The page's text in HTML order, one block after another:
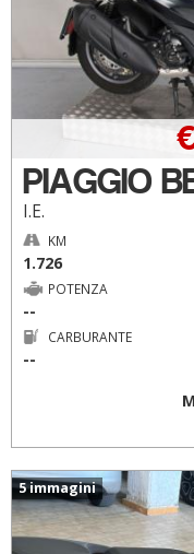
PIAGGIO
I.E.
KM
1.726
POTENZA
--
CARBURANTE
--
5 immagini